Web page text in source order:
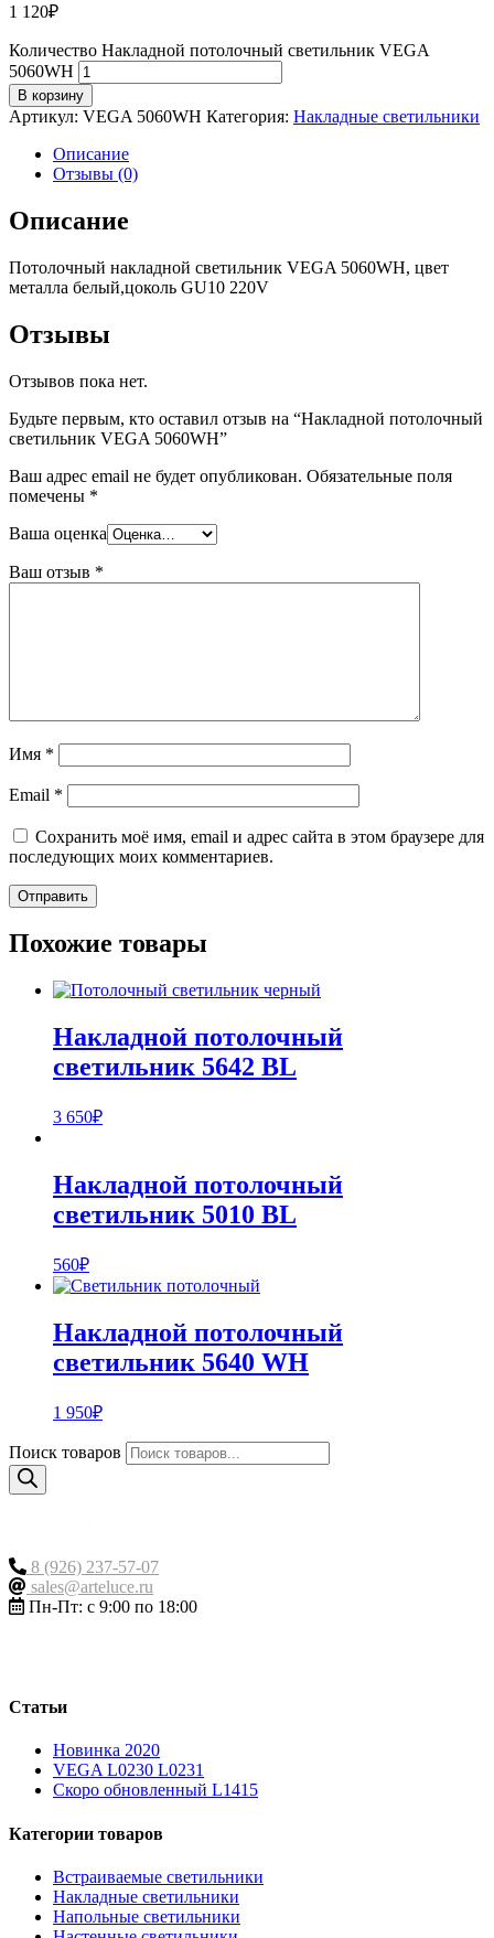
1 120₽
Количество Накладной потолочный светильник VEGA
5060WH
В корзину
Артикул: VEGA 5060WH Категория: Накладные светильники
Описание
Отзывы (0)
Описание
Потолочный накладной светильник VEGA 5060WH, цвет
металла белый,цоколь GU10 220V
Отзывы
Отзывов пока нет.
Будьте первым, кто оставил отзыв на “Накладной потолочный
светильник VEGA 5060WH”
Ваш адрес email не будет опубликован. Обязательные поля
помечены *
Ваша оценка
Ваш отзыв *
Имя *
Email *
Сохранить моё имя, email и адрес сайта в этом браузере для
последующих моих комментариев.
Похожие товары
Накладной потолочный
светильник 5642 BL
3 650₽
Накладной потолочный
светильник 5010 BL
560₽
Накладной потолочный
светильник 5640 WH
1 950₽
Поиск товаров
8 (926) 237-57-07
sales@arteluce.ru
Пн-Пт: с 9:00 по 18:00
Статьи
Новинка 2020
VEGA L0230 L0231
Скоро обновленный L1415
Категории товаров
Встраиваемые светильники
Накладные светильники
Напольные светильники